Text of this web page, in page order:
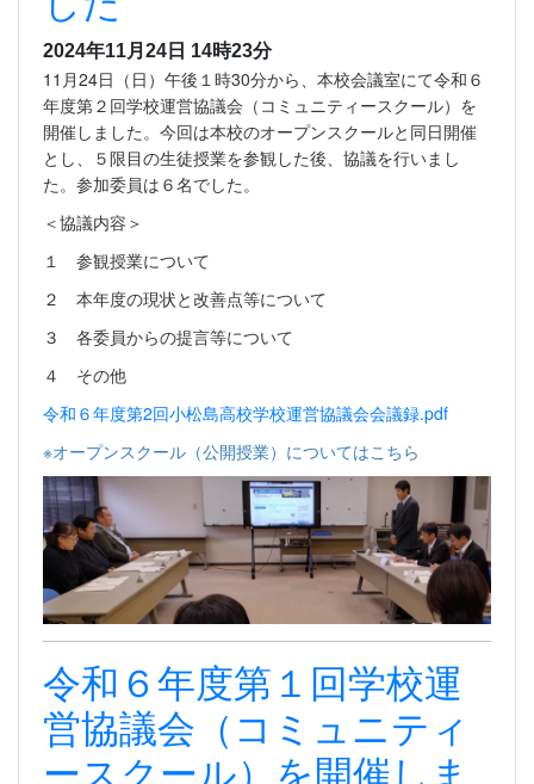
2024年11月24日 14時23分
11月24日（日）午後１時30分から、本校会議室にて令和６
年度第２回学校運営協議会（コミュニティースクール）を
開催しました。今回は本校のオープンスクールと同日開催
とし、５限目の生徒授業を参観した後、協議を行いまし
た。参加委員は６名でした。
＜協議内容＞
１ 参観授業について
２ 本年度の現状と改善点等について
３ 各委員からの提言等について
４ その他
令和６年度第2回小松島高校学校運営協議会会議録.pdf
※オープンスクール（公開授業）についてはこちら
令和６年度第１回学校運
営協議会（コミュニティ
ースクール）を開催しま